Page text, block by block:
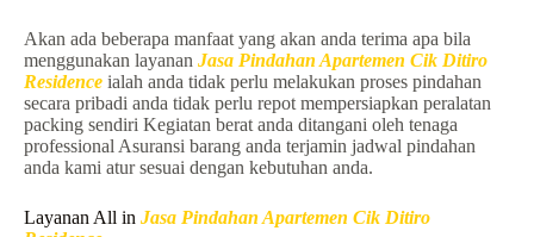
Akan ada beberapa manfaat yang akan anda terima apa bila
menggunakan layanan Jasa Pindahan Apartemen Cik Ditiro
Residence ialah anda tidak perlu melakukan proses pindahan
secara pribadi anda tidak perlu repot mempersiapkan peralatan
packing sendiri Kegiatan berat anda ditangani oleh tenaga
professional Asuransi barang anda terjamin jadwal pindahan
anda kami atur sesuai dengan kebutuhan anda.
Layanan All in Jasa Pindahan Apartemen Cik Ditiro